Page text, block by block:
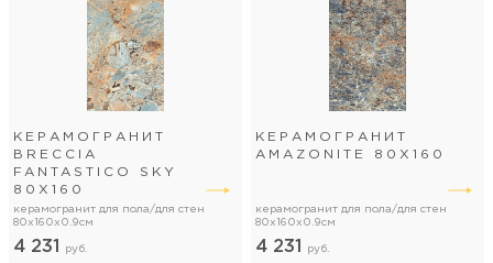
КЕРАМОГРАНИТ
BRECCIA
FANTASTICO SKY
80Х160
керамогранит для пола/для стен
80x160x0.9см
4 231 руб.
КЕРАМОГРАНИТ
AMAZONITE 80Х160
керамогранит для пола/для стен
80x160x0.9см
4 231 руб.